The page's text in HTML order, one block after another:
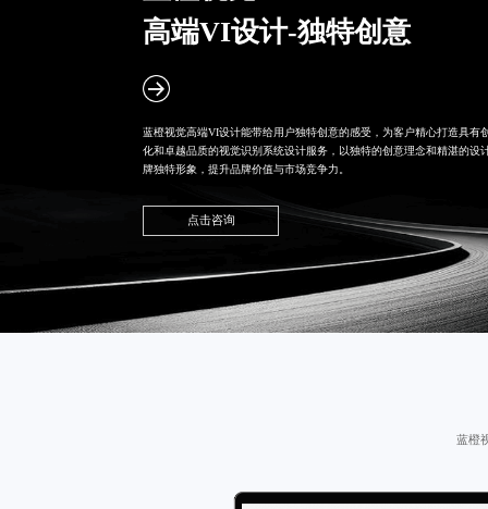
高端VI设计-独特创意
蓝橙视觉高端VI设计能带给用户独特创意的感受，为客户精心打造具有
化和卓越品质的视觉识别系统设计服务，以独特的创意理念和精湛的设
牌独特形象，提升品牌价值与市场竞争力。
点击咨询
蓝橙